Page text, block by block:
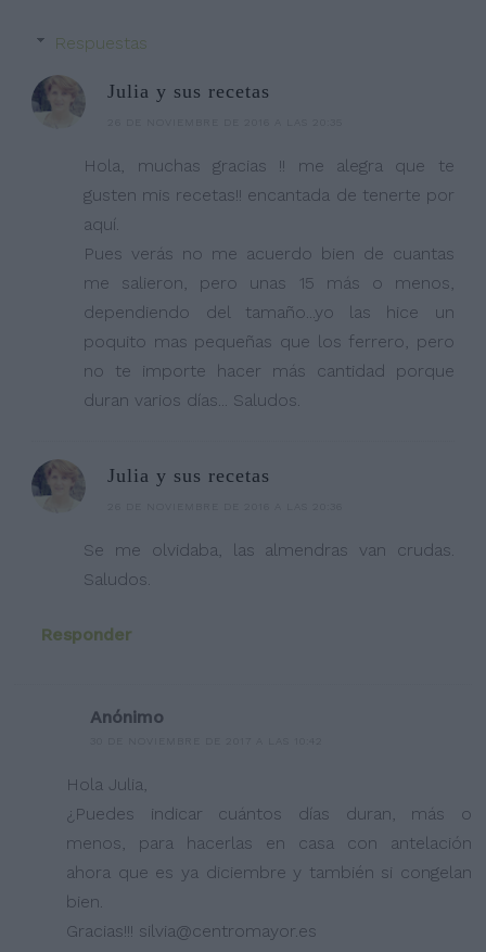
Respuestas
Julia y sus recetas
Hola, muchas gracias !! me alegra que te
gusten mis recetas!! encantada de tenerte por
aquí.
Pues verás no me acuerdo bien de cuantas
me salieron, pero unas 15 más o menos,
dependiendo del tamaño...yo las hice un
poquito mas pequeñas que los ferrero, pero
no te importe hacer más cantidad porque
duran varios días... Saludos.
Julia y sus recetas
Se me olvidaba, las almendras van crudas.
Saludos.
Responder
Anónimo
Hola Julia,
¿Puedes indicar cuántos días duran, más o
menos, para hacerlas en casa con antelación
ahora que es ya diciembre y también si congelan
bien.
Gracias!!! silvia@centromayor.es